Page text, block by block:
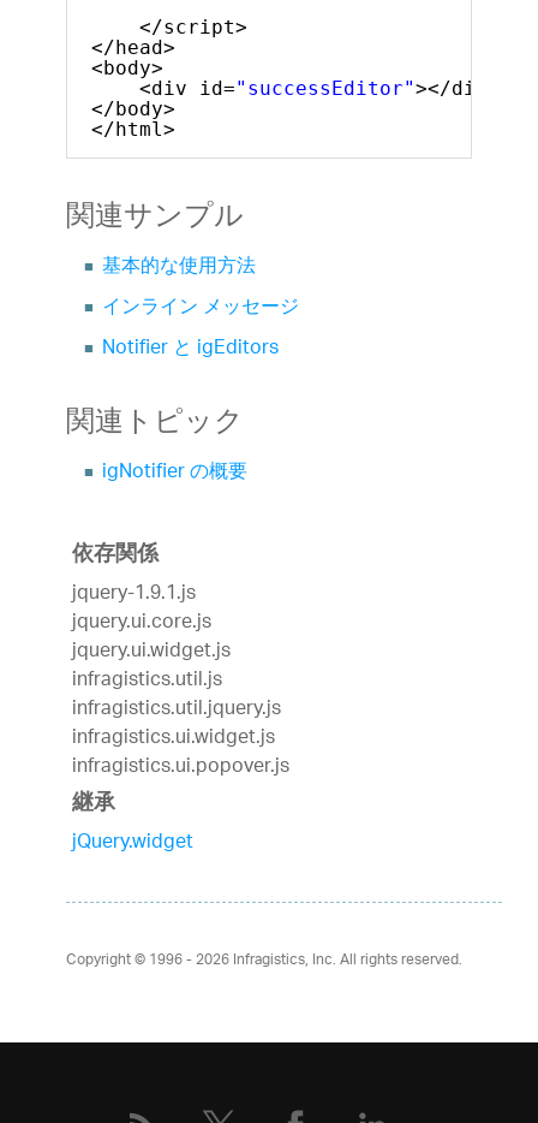
</script>
</head>
<body>
<div id="successEditor"></div>
</body>
</html>
関連サンプル
基本的な使用方法
インライン メッセージ
Notifier と igEditors
関連トピック
igNotifier の概要
依存関係
jquery-1.9.1.js
jquery.ui.core.js
jquery.ui.widget.js
infragistics.util.js
infragistics.util.jquery.js
infragistics.ui.widget.js
infragistics.ui.popover.js
継承
jQuery.widget
Copyright © 1996 - 2026Infragistics, Inc. All rights reserved.